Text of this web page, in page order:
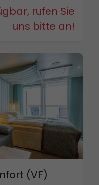
rufen Sie
uns bitte an!
(VF)